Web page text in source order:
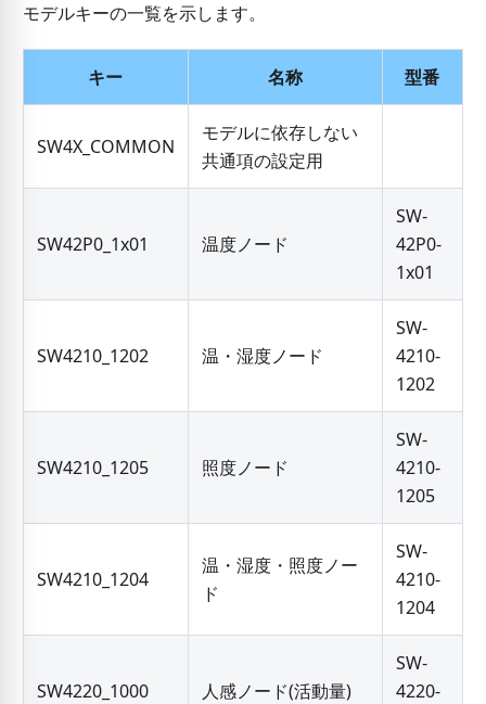
モデルキーの一覧を示します。
キー 名称 型番
SW4X_COMMON
モデルに依存しない
共通項の設定用
SW42P0_1x01 温度ノード
SW-
42P0-
1x01
SW4210_1202 温・湿度ノード
SW-
4210-
1202
SW4210_1205 照度ノード
SW-
4210-
1205
SW4210_1204
温・湿度・照度ノー
ド
SW-
4210-
1204
SW4220_1000 人感ノード(活動量)
SW-
4220-